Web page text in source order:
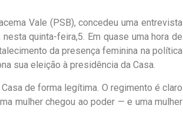
Vale (PSB), concedeu uma entrevista
quinta-feira,5. Em quase uma hora de
da presença feminina na política
sua eleição à presidência da Casa.
de forma legítima. O regimento é claro
mulher chegou ao poder — e uma mulher